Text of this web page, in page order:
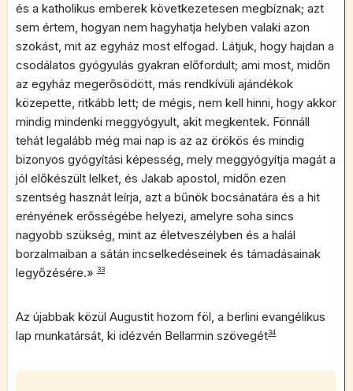
és a katholikus emberek következetesen megbíznak; azt
sem értem, hogyan nem hagyhatja helyben valaki azon
szokást, mit az egyház most elfogad. Látjuk, hogy hajdan a
csodálatos gyógyulás gyakran előfordult; ami most, midőn
az egyház megerősödött, más rendkívüli ajándékok
közepette, ritkább lett; de mégis, nem kell hinni, hogy akkor
mindig mindenki meggyógyult, akit megkentek. Fönnáll
tehát legalább még mai nap is az az örökös és mindig
bizonyos gyógyítási képesség, mely meggyógyítja magát a
jól előkészült lelket, és Jakab apostol, midőn ezen
szentség hasznát leírja, azt a bűnök bocsánatára és a hit
erényének erősségébe helyezi, amelyre soha sincs
nagyobb szükség, mint az életveszélyben és a halál
borzalmaiban a sátán incselkedéseinek és támadásainak
legyőzésére.» 33
Az újabbak közül Augustit hozom föl, a berlini evangélikus
lap munkatársát, ki idézvén Bellarmin szövegét34